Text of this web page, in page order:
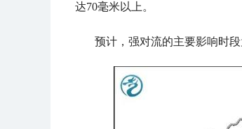
达70毫米以上。
预计，强对流的主要影响时